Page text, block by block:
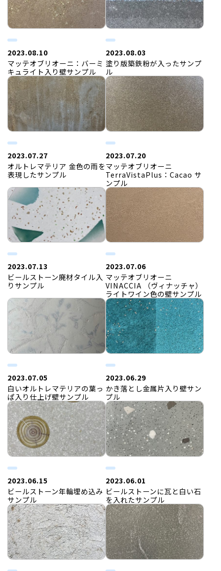
2023.08.10
マッテオブリオーニ：バーミ
キュライト入り壁サンプル
2023.08.03
塗り版築鉄粉が入ったサンプ
ル
2023.07.27
オルトレマテリア 金色の雨を
表現したサンプル
2023.07.20
マッテオブリオーニ
TerraVistaPlus：Cacao サ
ンプル
2023.07.13
ビールストーン廃材タイル入
りサンプル
2023.07.06
マッテオブリオーニ
VINACCIA （ヴィナッチャ）
ライトワイン色の壁サンプル
2023.07.05
白いオルトレマテリアの葉っ
ぱ入り仕上げ壁サンプル
2023.06.29
かき落とし金属片入り壁サン
プル
2023.06.15
ビールストーン年輪埋め込み
サンプル
2023.06.01
ビールストーンに瓦と白い石
を入れたサンプル